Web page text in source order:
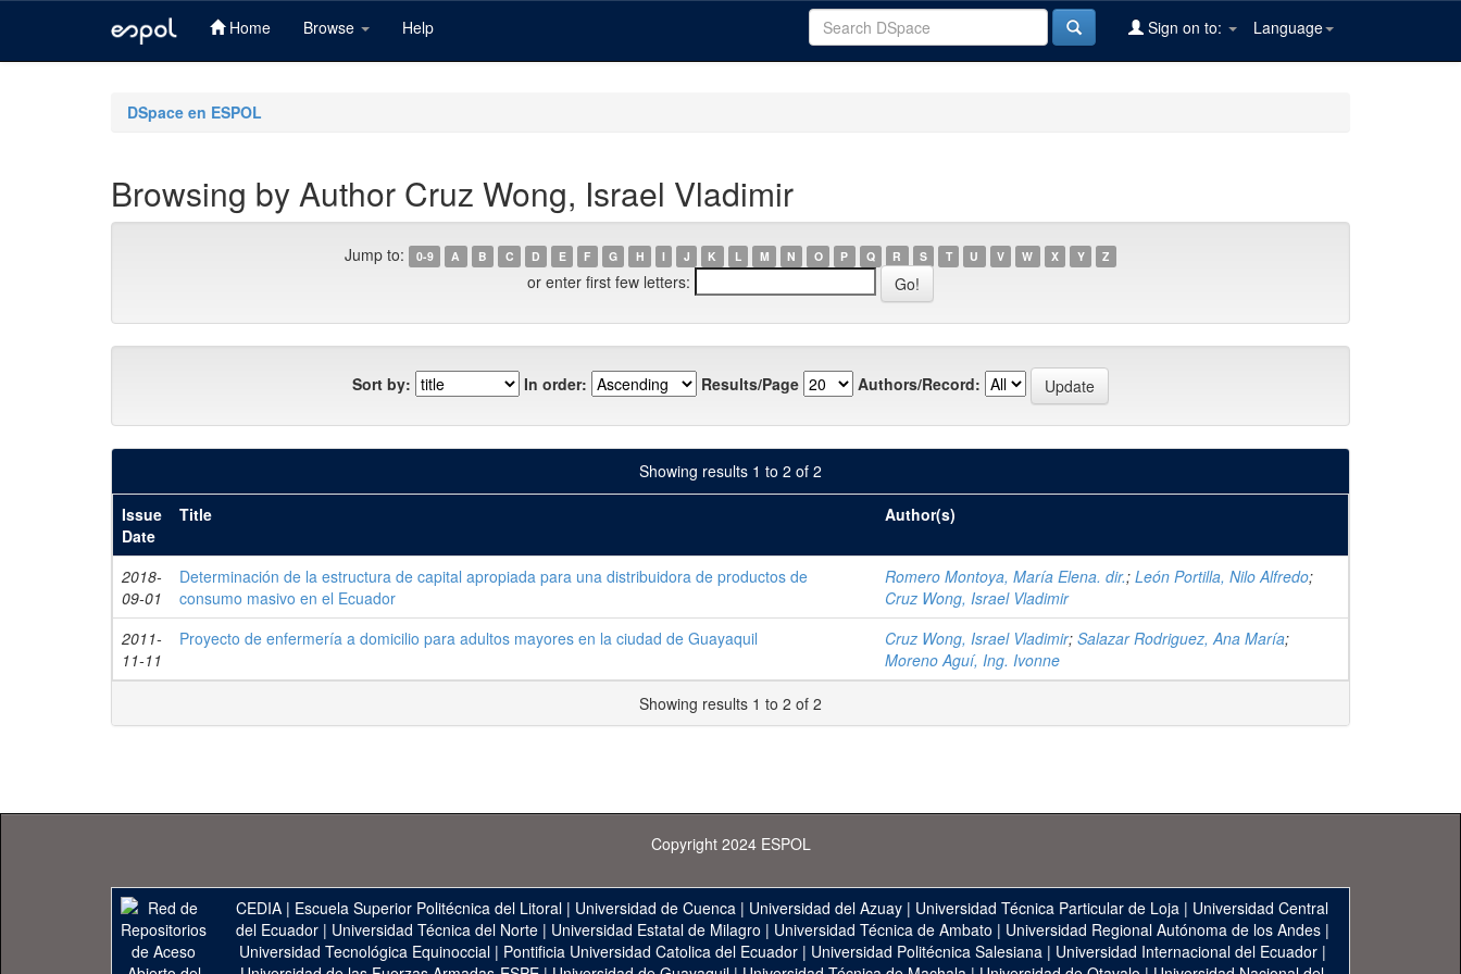
Home Browse Help Language
Sign on to:
DSpace en ESPOL
Browsing by Author Cruz Wong, Israel Vladimir
Jump to: 0-9 A B C D E F G H I J K L M N O P Q R S T U V W X Y Z
or enter first few letters:
Sort by: In order: Results/Page Authors/Record:
Showing results 1 to 2 of 2
Issue
Date
Title Author(s)
2018-
09-01
Determinación de la estructura de capital apropiada para una distribuidora de productos de
consumo masivo en el Ecuador
Romero Montoya, María Elena. dir.; León Portilla, Nilo Alfredo;
Cruz Wong, Israel Vladimir
2011-
11-11
Proyecto de enfermería a domicilio para adultos mayores en la ciudad de Guayaquil Cruz Wong, Israel Vladimir; Salazar Rodriguez, Ana María;
Moreno Aguí, Ing. Ivonne
Showing results 1 to 2 of 2
Copyright 2024 ESPOL
CEDIA | Escuela Superior Politécnica del Litoral | Universidad de Cuenca | Universidad del Azuay | Universidad Técnica Particular de Loja | Universidad Central
del Ecuador| Universidad Técnica del Norte| Universidad Estatal de Milagro | Universidad Técnica de Ambato | Universidad Regional Autónoma de los Andes|
Universidad Tecnológica Equinoccial| Pontificia Universidad Catolica del Ecuador| Universidad Politécnica Salesiana| Universidad Internacional del Ecuador|